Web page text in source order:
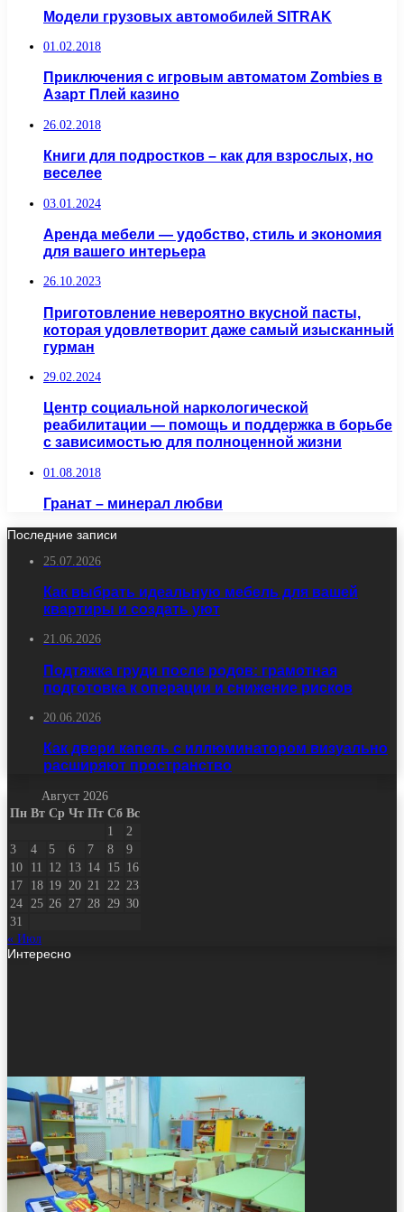
Модели грузовых автомобилей SITRAK
01.02.2018
Приключения с игровым автоматом Zombies в
Азарт Плей казино
26.02.2018
Книги для подростков – как для взрослых, но
веселее
03.01.2024
Аренда мебели — удобство, стиль и экономия
для вашего интерьера
26.10.2023
Приготовление невероятно вкусной пасты,
которая удовлетворит даже самый изысканный
гурман
29.02.2024
Центр социальной наркологической
реабилитации — помощь и поддержка в борьбе
с зависимостью для полноценной жизни
01.08.2018
Гранат – минерал любви
Последние записи
25.07.2026
Как выбрать идеальную мебель для вашей
квартиры и создать уют
21.06.2026
Подтяжка груди после родов: грамотная
подготовка к операции и снижение рисков
20.06.2026
Как двери капель с иллюминатором визуально
расширяют пространство
Август 2026
Пн Вт Ср Чт Пт Сб Вс
1
2
3
4 5 6 7 8
9
10
11 12 13 14 15 16
17
18 19 20 21 22 23
24
25 26 27 28 29 30
31
« Июл
Интересно